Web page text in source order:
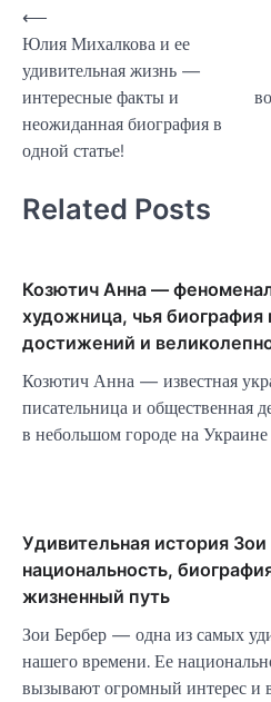
Навигация
по
записям
⟵
Юлия Михалкова и ее
удивительная жизнь —
интересные факты и
неожиданная биография в
одной статье!
Related Posts
Козютич Анна —
художница, чья биография
достижений и
Козютич Анна — известная
писательница и общественная
в небольшом городе на
Удивительная история
национальность,
жизненный путь
Зои Бербер — одна из самых
нашего времени. Ее
вызывают огромный интерес и